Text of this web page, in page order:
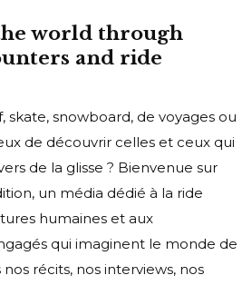
world through
and ride
skate, snowboard, de voyages ou
de découvrir celles et ceux qui
de la glisse ? Bienvenue sur
un média dédié à la ride
humaines et aux
qui imaginent le monde de
récits, nos interviews, nos